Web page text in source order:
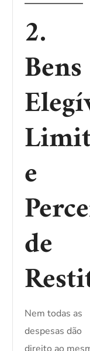
2.
Bens
e
de
Nem todas as
despesas dão